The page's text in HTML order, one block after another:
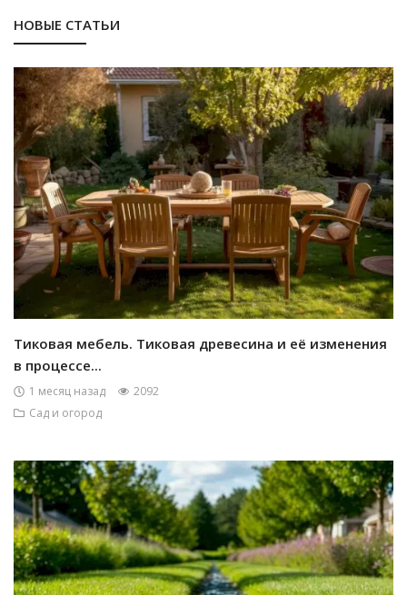
НОВЫЕ СТАТЬИ
Тиковая мебель. Тиковая древесина и её изменения
в процессе...
1 месяц назад
2092
Сад и огород